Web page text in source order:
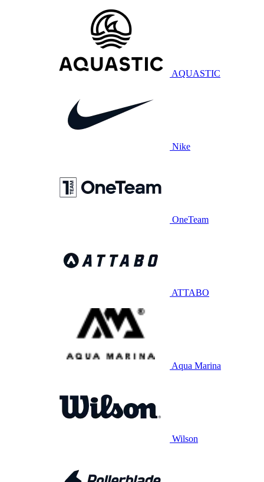
AQUASTIC
Nike
OneTeam
ATTABO
Aqua Marina
Wilson